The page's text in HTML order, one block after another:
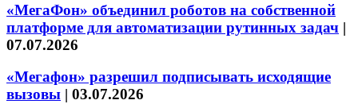
«МегаФон» объединил роботов на собственной
платформе для автоматизации рутинных задач |
07.07.2026
«Мегафон» разрешил подписывать исходящие
вызовы | 03.07.2026